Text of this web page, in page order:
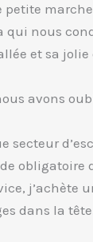
nous
et sa
avons
obligatoire
j’achète
dans la